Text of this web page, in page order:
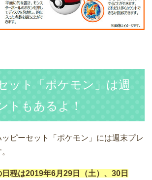
ット「ポケモン」は週
トもあるよ！
ピーセット「ポケモン」には週末プレ
程は2019年6月29日（土）、30日